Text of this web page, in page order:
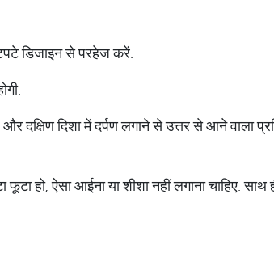
डिजाइन से परहेज करें.
दक्षिण दिशा में दर्पण लगाने से उत्तर से आने वाला
हो, ऐसा आईना या शीशा नहीं लगाना चाहिए. साथ